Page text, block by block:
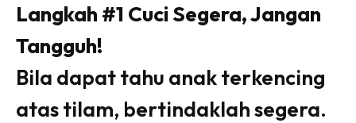
Kafe
Hartanah
High Rise
Video
Langkah #1 Cuci Segera, Jangan
Tangguh!
Bila dapat tahu anak terkencing
atas tilam, bertindaklah segera.